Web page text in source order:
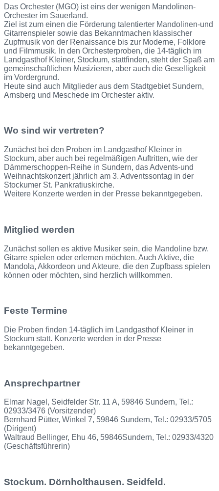
Das Orchester (MGO) ist eins der wenigen Mandolinen-
Orchester im Sauerland.
Ziel ist zum einen die Förderung talentierter Mandolinen-und
Gitarrenspieler sowie das Bekanntmachen klassischer
Zupfmusik von der Renaissance bis zur Moderne, Folklore
und Filmmusik. In den Orchesterproben, die 14-täglich im
Landgasthof Kleiner, Stockum, stattfinden, steht der Spaß am
gemeinschaftlichen Musizieren, aber auch die Geselligkeit
im Vordergrund.
Heute sind auch Mitglieder aus dem Stadtgebiet Sundern,
Arnsberg und Meschede im Orchester aktiv.
Wo sind wir vertreten?
Zunächst bei den Proben im Landgasthof Kleiner in
Stockum, aber auch bei regelmäßigen Auftritten, wie der
Dämmerschoppen-Reihe in Sundern, das Advents-und
Weihnachtskonzert jährlich am 3. Adventssontag in der
Stockumer St. Pankratiuskirche.
Weitere Konzerte werden in der Presse bekanntgegeben.
Mitglied werden
Zunächst sollen es aktive Musiker sein, die Mandoline bzw.
Gitarre spielen oder erlernen möchten. Auch Aktive, die
Mandola, Akkordeon und Akteure, die den Zupfbass spielen
können oder möchten, sind herzlich willkommen.
Feste Termine
Die Proben finden 14-täglich im Landgasthof Kleiner in
Stockum statt. Konzerte werden in der Presse
bekanntgegeben.
Ansprechpartner
Elmar Nagel, Seidfelder Str. 11 A, 59846 Sundern, Tel.:
02933/3476 (Vorsitzender)
Bernhard Pütter, Winkel 7, 59846 Sundern, Tel.: 02933/5705
(Dirigent)
Waltraud Bellinger, Ehu 46, 59846Sundern, Tel.: 02933/4320
(Geschäftsführerin)
Stockum. Dörnholthausen. Seidfeld.